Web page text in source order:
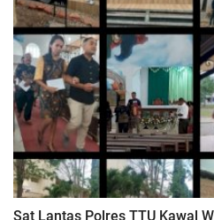
Sat Lantas Polres TTU Kawal